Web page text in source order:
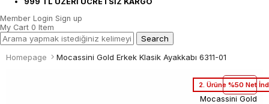
Member Login Sign up
My Cart 0 Item
Homepage Mocassini Gold Erkek Klasik Ayakkabı 6311-01
2. Ürüne %50 Net
Mocassini Gold